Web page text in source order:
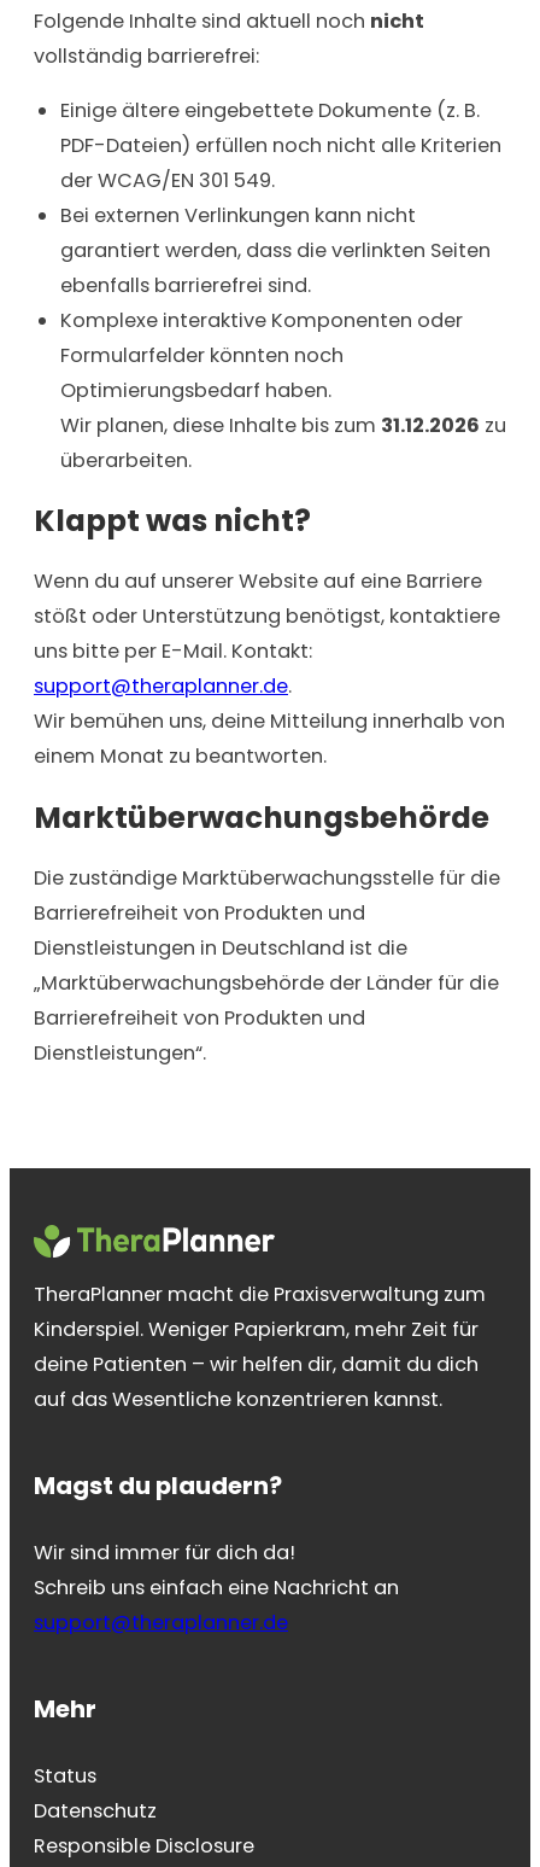
Folgende Inhalte sind aktuell noch nicht
vollständig barrierefrei:
Einige ältere eingebettete Dokumente (z. B.
PDF-Dateien) erfüllen noch nicht alle Kriterien
der WCAG/EN 301 549.
Bei externen Verlinkungen kann nicht
garantiert werden, dass die verlinkten Seiten
ebenfalls barrierefrei sind.
Komplexe interaktive Komponenten oder
Formularfelder könnten noch
Optimierungsbedarf haben.
Wir planen, diese Inhalte bis zum 31.12.2026 zu
überarbeiten.
Klappt was nicht?
Wenn du auf unserer Website auf eine Barriere
stößt oder Unterstützung benötigst, kontaktiere
uns bitte per E-Mail. Kontakt:
support@theraplanner.de.
Wir bemühen uns, deine Mitteilung innerhalb von
einem Monat zu beantworten.
Marktüberwachungsbehörde
Die zuständige Marktüberwachungsstelle für die
Barrierefreiheit von Produkten und
Dienstleistungen in Deutschland ist die
„Marktüberwachungsbehörde der Länder für die
Barrierefreiheit von Produkten und
Dienstleistungen“.
TheraPlanner macht die Praxisverwaltung zum
Kinderspiel. Weniger Papierkram, mehr Zeit für
deine Patienten – wir helfen dir, damit du dich
auf das Wesentliche konzentrieren kannst.
Magst du plaudern?
Wir sind immer für dich da!
Schreib uns einfach eine Nachricht an
support@theraplanner.de
Mehr
Status
Datenschutz
Responsible Disclosure